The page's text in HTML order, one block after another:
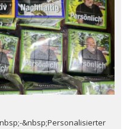
&nbsp;Personalisierter